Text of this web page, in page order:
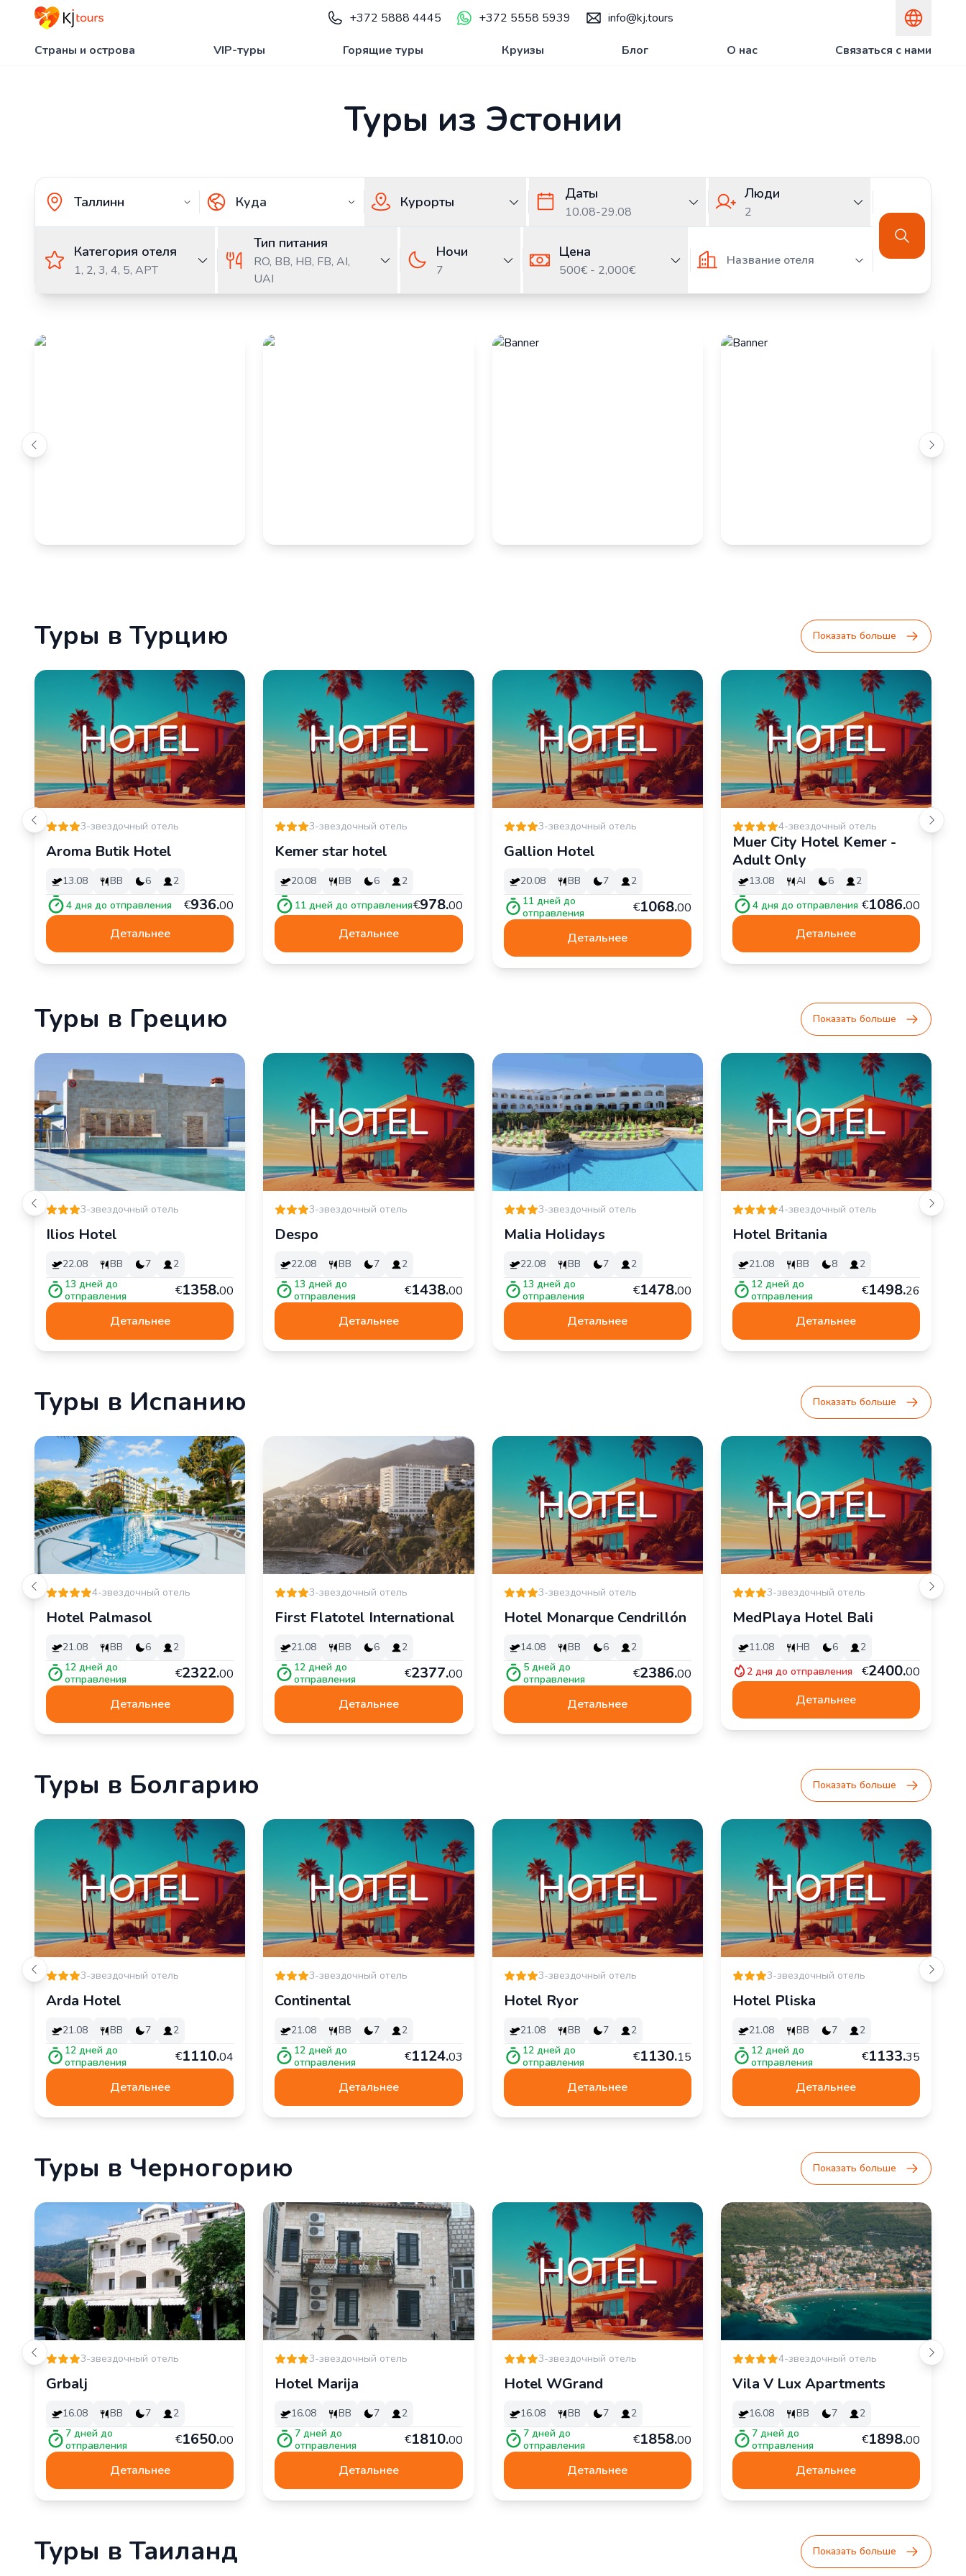
+372 5888 4445 +372 5558 5939 info@kj.tours
Страны и острова VIP-туры Горящие туры Круизы Блог О нас Связаться с нами
Туры из Эстонии
Курорты Даты
10.08-29.08
Люди
2
Категория отеля
1, 2, 3, 4, 5, APT
Тип питания
RO, BB, HB, FB,AI,
UAI
Ночи
7
Цена
500€ - 2,000€
Туры в Турцию Показать больше
3-звездочный отель
Aroma Butik Hotel
13.08 BB 6
2
4 дня до отправления €936.00
Детальнее
3-звездочный отель
Kemer star hotel
20.08 BB 6
2
11 дней до отправления€978.00
Детальнее
3-звездочный отель
Gallion Hotel
20.08 BB 7
2
11 дней до
отправления
€1068.00
Детальнее
4-звездочный отель
Muer City Hotel Kemer -
Adult Only
13.08 AI 6
2
4 дня до отправления €1086.00
Детальнее
Туры в Грецию Показать больше
3-звездочный отель
Ilios Hotel
22.08 BB 7
2
13 дней до
отправления
€1358.00
Детальнее
3-звездочный отель
Despo
22.08 BB 7
2
13 дней до
отправления
€1438.00
Детальнее
3-звездочный отель
Malia Holidays
22.08 BB 7
2
13 дней до
отправления
€1478.00
Детальнее
4-звездочный отель
Hotel Britania
21.08 BB 8
2
12 дней до
отправления
€1498.26
Детальнее
Туры в Испанию Показать больше
4-звездочный отель
Hotel Palmasol
21.08 BB 6
2
12 дней до
отправления
€2322.00
Детальнее
3-звездочный отель
First Flatotel International
21.08 BB 6
2
12 дней до
отправления
€2377.00
Детальнее
3-звездочный отель
Hotel Monarque Cendrillón
14.08 BB 6
2
5 дней до
отправления
€2386.00
Детальнее
3-звездочный отель
MedPlaya Hotel Bali
11.08 HB 6
2
2 дня до отправления €2400.00
Детальнее
Туры в Болгарию Показать больше
3-звездочный отель
Arda Hotel
21.08 BB 7
2
12 дней до
отправления
€1110.04
Детальнее
3-звездочный отель
Continental
21.08 BB 7
2
12 дней до
отправления
€1124.03
Детальнее
3-звездочный отель
Hotel Ryor
21.08 BB 7
2
12 дней до
отправления
€1130.15
Детальнее
3-звездочный отель
Hotel Pliska
21.08 BB 7
2
12 дней до
отправления
€1133.35
Детальнее
Туры в Черногорию Показать больше
3-звездочный отель
Grbalj
16.08 BB 7
2
7 дней до
отправления
€1650.00
Детальнее
3-звездочный отель
Hotel Marija
16.08 BB 7
2
7 дней до
отправления
€1810.00
Детальнее
3-звездочный отель
Hotel WGrand
16.08 BB 7
2
7 дней до
отправления
€1858.00
Детальнее
4-звездочный отель
Vila V Lux Apartments
16.08 BB 7
2
7 дней до
отправления
€1898.00
Детальнее
Туры в Таиланд Показать больше